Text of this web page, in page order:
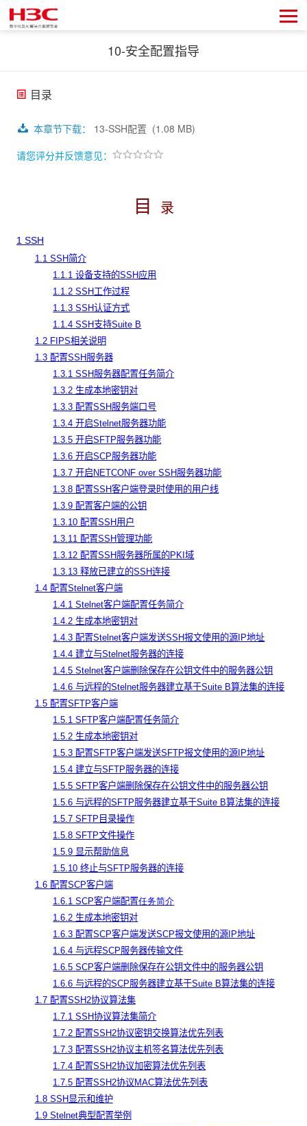
10-安全配置指导
目录
本章节下载： 13-SSH配置 (1.08 MB)
请您评分并反馈意见：
目 录
1 SSH
1.1 SSH简介
1.1.1 设备支持的SSH应用
1.1.2 SSH工作过程
1.1.3 SSH认证方式
1.1.4 SSH支持Suite B
1.2 FIPS相关说明
1.3 配置SSH服务器
1.3.1 SSH服务器配置任务简介
1.3.2 生成本地密钥对
1.3.3 配置SSH服务端口号
1.3.4 开启Stelnet服务器功能
1.3.5 开启SFTP服务器功能
1.3.6 开启SCP服务器功能
1.3.7 开启NETCONF over SSH服务器功能
1.3.8 配置SSH客户端登录时使用的用户线
1.3.9 配置客户端的公钥
1.3.10 配置SSH用户
1.3.11 配置SSH管理功能
1.3.12 配置SSH服务器所属的PKI域
1.3.13 释放已建立的SSH连接
1.4 配置Stelnet客户端
1.4.1 Stelnet客户端配置任务简介
1.4.2 生成本地密钥对
1.4.3 配置Stelnet客户端发送SSH报文使用的源IP地址
1.4.4 建立与Stelnet服务器的连接
1.4.5 Stelnet客户端删除保存在公钥文件中的服务器公钥
1.4.6 与远程的Stelnet服务器建立基于Suite B算法集的连接
1.5 配置SFTP客户端
1.5.1 SFTP客户端配置任务简介
1.5.2 生成本地密钥对
1.5.3 配置SFTP客户端发送SFTP报文使用的源IP地址
1.5.4 建立与SFTP服务器的连接
1.5.5 SFTP客户端删除保存在公钥文件中的服务器公钥
1.5.6 与远程的SFTP服务器建立基于Suite B算法集的连接
1.5.7 SFTP目录操作
1.5.8 SFTP文件操作
1.5.9 显示帮助信息
1.5.10 终止与SFTP服务器的连接
1.6 配置SCP客户端
1.6.1 SCP客户端配置任务简介
1.6.2 生成本地密钥对
1.6.3 配置SCP客户端发送SCP报文使用的源IP地址
1.6.4 与远程SCP服务器传输文件
1.6.5 SCP客户端删除保存在公钥文件中的服务器公钥
1.6.6 与远程的SCP服务器建立基于Suite B算法集的连接
1.7 配置SSH2协议算法集
1.7.1 SSH协议算法集简介
1.7.2 配置SSH2协议密钥交换算法优先列表
1.7.3 配置SSH2协议主机签名算法优先列表
1.7.4 配置SSH2协议加密算法优先列表
1.7.5 配置SSH2协议MAC算法优先列表
1.8 SSH显示和维护
1.9 Stelnet典型配置举例